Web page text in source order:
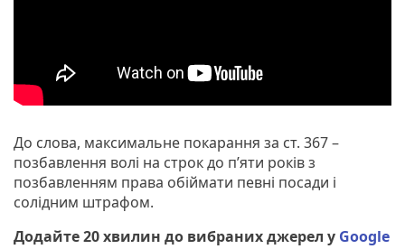
До слова, максимальне покарання за ст. 367 –
позбавлення волі на строк до п’яти років з
позбавленням права обіймати певні посади і
солідним штрафом.
Додайте 20 хвилин до вибраних джерел у Google